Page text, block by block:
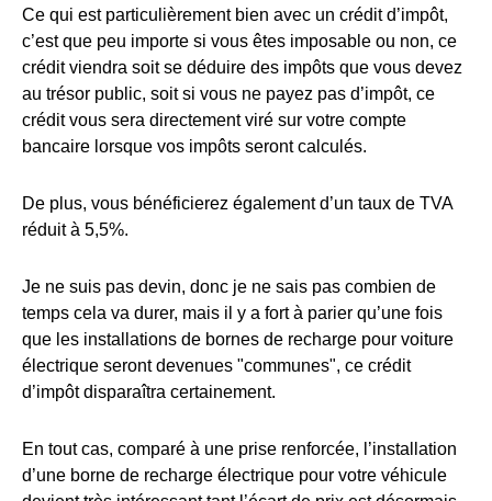
Ce qui est particulièrement bien avec un crédit d’impôt,
c’est que peu importe si vous êtes imposable ou non, ce
crédit viendra soit se déduire des impôts que vous devez
au trésor public, soit si vous ne payez pas d’impôt, ce
crédit vous sera directement viré sur votre compte
bancaire lorsque vos impôts seront calculés.
De plus, vous bénéficierez également d’un taux de TVA
réduit à 5,5%.
Je ne suis pas devin, donc je ne sais pas combien de
temps cela va durer, mais il y a fort à parier qu’une fois
que les installations de bornes de recharge pour voiture
électrique seront devenues "communes", ce crédit
d’impôt disparaîtra certainement.
En tout cas, comparé à une prise renforcée, l’installation
d’une borne de recharge électrique pour votre véhicule